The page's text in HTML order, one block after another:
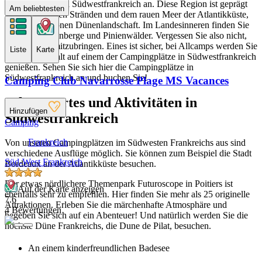
Campingplätze in Südwestfrankreich an. Diese Region ist geprägt
von den schönen Stränden und dem rauen Meer der Atlantikküste,
sowie der schönen Dünenlandschaft. Im Landesinneren finden Sie
zahlreiche Weinberge und Pinienwälder. Vergessen Sie also nicht,
Ihre Kamera mitzubringen. Eines ist sicher, bei Allcamps werden Sie
Ihren Aufenthalt auf einem der Campingplätze in Südwestfrankreich
genießen. Sehen Sie sich hier die Campingplätze in
Südwestfrankreich an und buchen Sie!
Sehenswertes und Aktivitäten in
Südwestfrankreich
Von unseren Campingplätzen im Südwesten Frankreichs aus sind
verschiedene Ausflüge möglich. Sie können zum Beispiel die Stadt
Bordeaux an der Atlantikküste besuchen.
Der etwas nördlichere Themenpark Futuroscope in Poitiers ist
ebenfalls sehr zu empfehlen. Hier finden Sie mehr als 25 originelle
Attraktionen. Erleben Sie die märchenhafte Atmosphäre und
begeben Sie sich auf ein Abenteuer! Und natürlich werden Sie die
höchste Düne Frankreichs, die Dune de Pilat, besuchen.
Am beliebtesten
Liste Karte
Camping Club Navarrosse Plage MS Vacances
Hinzufügen
Camping
Frankreich
Süd-West Frankreich
Auf der Karte anzeigen
7.6
4 Bewertungen
An einem kinderfreundlichen Badesee